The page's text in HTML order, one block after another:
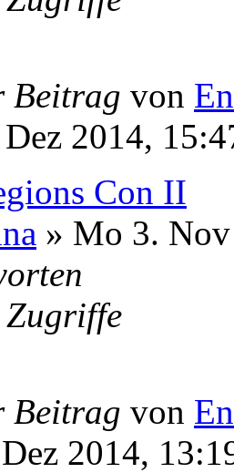
Beitrag von
2014,
Con II
» Mo 3.
Zugriffe
Beitrag von
2014,